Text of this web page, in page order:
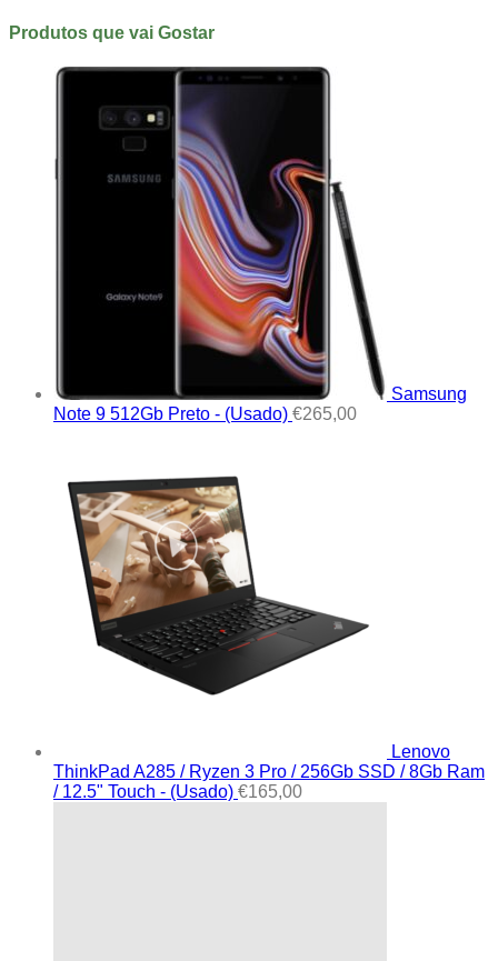
Produtos que vai Gostar
Samsung
Note 9 512Gb Preto - (Usado) €265,00
Lenovo
ThinkPad A285 / Ryzen 3 Pro / 256Gb SSD / 8Gb Ram
/ 12.5" Touch - (Usado) €165,00